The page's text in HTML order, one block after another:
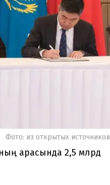
Фото: из открытых источников
арасында 2,5 млрд